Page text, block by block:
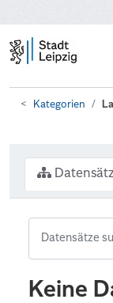
Kategorien
Keine